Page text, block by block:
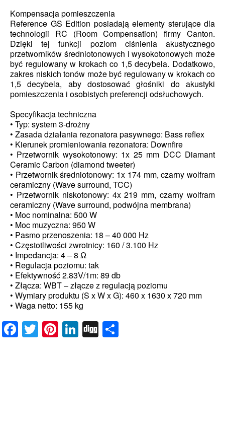
Kompensacja pomieszczenia
Reference GS Edition posiadają elementy sterujące dla
technologii RC (Room Compensation) firmy Canton.
Dzięki tej funkcji poziom ciśnienia akustycznego
przetworników średniotonowych i wysokotonowych może
być regulowany w krokach co 1,5 decybela. Dodatkowo,
zakres niskich tonów może być regulowany w krokach co
1,5 decybela, aby dostosować głośniki do akustyki
pomieszczenia i osobistych preferencji odsłuchowych.
Specyfikacja techniczna
• Typ: system 3-drożny
• Zasada działania rezonatora pasywnego: Bass reflex
• Kierunek promieniowania rezonatora: Downfire
• Przetwornik wysokotonowy: 1x 25 mm DCC Diamant
Ceramic Carbon (diamond tweeter)
• Przetwornik średniotonowy: 1x 174 mm, czarny wolfram
ceramiczny (Wave surround, TCC)
• Przetwornik niskotonowy: 4x 219 mm, czarny wolfram
ceramiczny (Wave surround, podwójna membrana)
• Moc nominalna: 500 W
• Moc muzyczna: 950 W
• Pasmo przenoszenia: 18 – 40 000 Hz
• Częstotliwości zwrotnicy: 160 / 3.100 Hz
• Impedancja: 4 – 8 Ω
• Regulacja poziomu: tak
• Efektywność 2.83V/1m: 89 db
• Złącza: WBT – złącze z regulacją poziomu
• Wymiary produktu (S x W x G): 460 x 1630 x 720 mm
• Waga netto: 155 kg
Facebook
Twitter
Pinterest
LinkedIn
Digg